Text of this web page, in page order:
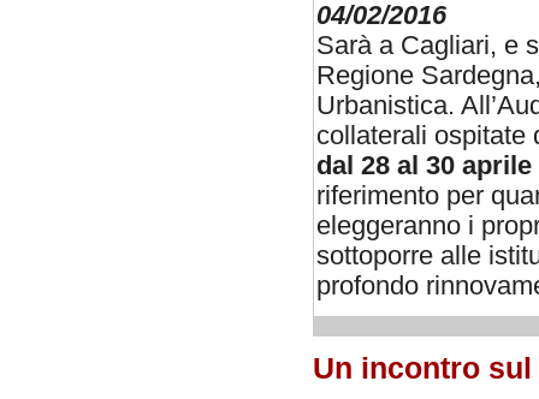
04/02/2016
Sarà a Cagliari, e
Regione
Urbanistica.
collaterali ospitate
dal 28 al 30
riferimento per
eleggeranno i
sottoporre alle
profondo
Un incontro